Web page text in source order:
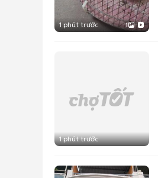
1 phút trước 1
1 phút trước